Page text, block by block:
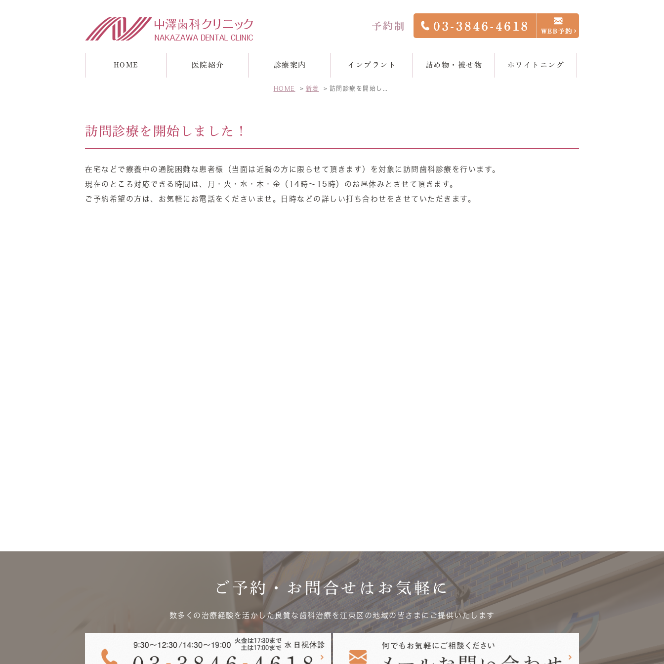
HOME 医院紹介
診療理念 アクセス・診療時間
診療案内
一般歯科 入れ歯 根管治療
インプラント 詰め物・被せ物 ホワイトニング
HOME 新着
訪問診療を開始しました！
在宅などで療養中の通院困難な患者様（当面は近隣の方に限らせて頂きます）を対象に訪問歯科診療を行います。
現在のところ対応できる時間は、月・火・水・木・金（14時～15時）のお昼休みとさせて頂きます。
ご予約希望の方は、お気軽にお電話をくださいませ。日時などの詳しい打ち合わせをさせていただきます。
ご予約・お問合せはお気軽に
数多くの治療経験を活かした良質な歯科治療を江東区の地域の皆さまにご提供いたします